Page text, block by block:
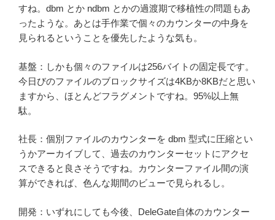
すね。dbm とか ndbm とかの過渡期で移植性の問題もあ
ったような。あとは手作業で個々のカウンターの中身を
見られるということを優先したような気も。
基盤：しかも個々のファイルは256バイトの固定長です。
今日びのファイルのブロックサイズは4KBか8KBだと思い
ますから、ほとんどフラグメントですね。95%以上無
駄。
社長：個別ファイルのカウンターを dbm 型式に圧縮とい
うかアーカイブして、過去のカウンターセットにアクセ
スできると良さそうですね。カウンターファイル間の演
算ができれば、色んな期間のビューで見られるし。
開発：いずれにしても今後、DeleGate自体のカウンター